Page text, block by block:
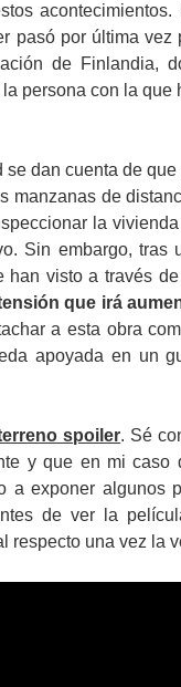
pasó por última
de Finlandia,
persona con la que
dan cuenta de
manzanas de
la
Sin embargo,
han visto a través
que irá
a esta obra
apoyada en un
spoiler. Sé
y que en mi
a exponer
de ver la
respecto una vez la